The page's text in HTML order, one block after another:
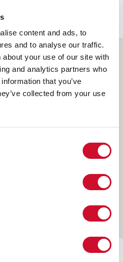
content and ads, to
and to analyse our traffic.
your use of our site with
and analytics partners who
that you’ve
collected from your use
Produkt